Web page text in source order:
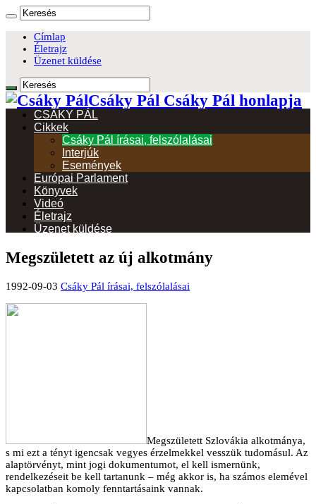
Címlap
Életrajz
Üzenet küldése
Csáky Pál Csáky Pál honlapja
CSÁKY PÁL
Cikkek
Csáky Pál írásai, felszólalásai
Interjúk
Események
Európai Parlament
Könyvek
Videó
Életrajz
Üzenet küldése
Megszületett az új alkotmány
1992-09-03 Csáky Pál írásai, felszólalásai
Megszületett Szlovákia alkotmánya,
s mi ezt a tényt igencsak vegyes érzelmekkel vesszük tudomásul. Az
alaptörvényt, mint jogi dokumentumot, el kell ismernünk,
rendelkezéseit be kell tartanunk – még akkor is, ha számos elemével
kapcsolatban komoly fenntartásaink vannak.